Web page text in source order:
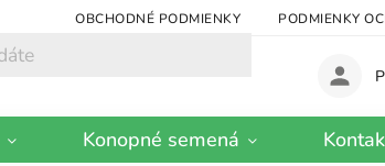
OBCHODNÉ PODMIENKY PODMIENKY
Konopné semená